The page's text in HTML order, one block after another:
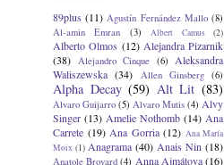
89plus (11) Agustín Fernández Mallo (8)
Al-amin Emran
(3) Albert Camus (2)
Alberto Olmos (12) Alejandra Pizarnik
(38)
Alejandro Cinque (6)
Aleksandra
Waliszewska (34) Allen Ginsberg (6)
Alpha Decay (59) Alt Lit (83)
Alvaro Guijarro (5) Alvaro Mutis (4) Alvy
Singer (13) Amelie Nothomb (14) Ana
Carrete (19) Ana Gorria (12) Ana María
Moix (1) Anagrama (40) Anais Nin (18)
Anatole Broyard (4) Anna Ajmátova (16)